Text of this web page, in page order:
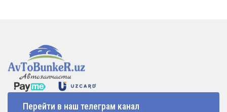
Перейти в наш телеграм канал